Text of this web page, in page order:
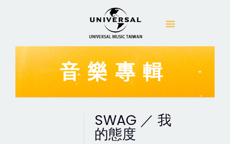
音樂專輯
SWAG ／ 我
的態度